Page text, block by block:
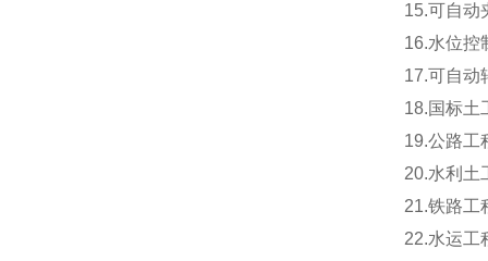
15.可自动
16.水位控
17.可自动
18.国标土
19.公路工
20.水利土
21.铁路工
22.水运工